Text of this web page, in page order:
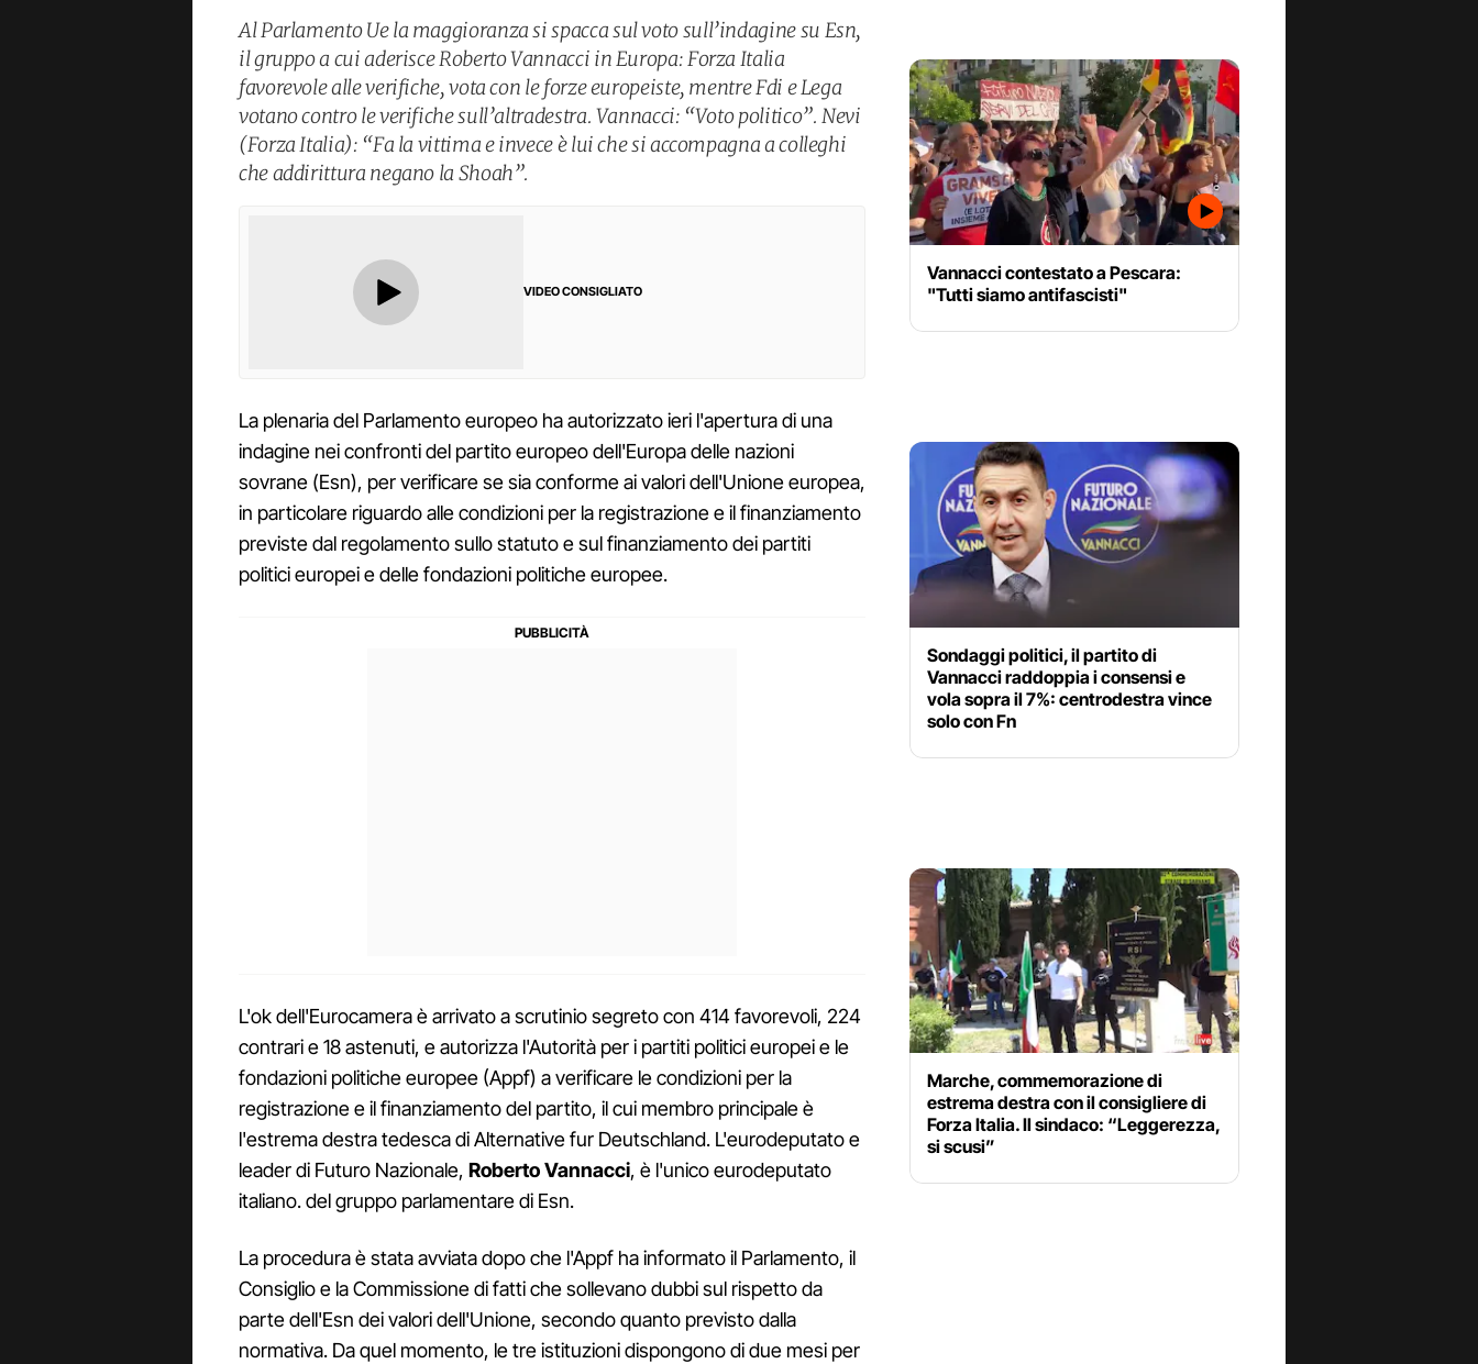
Al Parlamento Ue la maggioranza si spacca sul voto sull’indagine su Esn,
il gruppo a cui aderisce Roberto Vannacci in Europa: Forza Italia
favorevole alle verifiche, vota con le forze europeiste, mentre Fdi e Lega
votano contro le verifiche sull’altradestra. Vannacci: “Voto politico”. Nevi
(Forza Italia): “Fa la vittima e invece è lui che si accompagna a colleghi
che addirittura negano la Shoah”.
VIDEO CONSIGLIATO
La plenaria del Parlamento europeo ha autorizzato ieri l'apertura di una
indagine nei confronti del partito europeo dell'Europa delle nazioni
sovrane (Esn), per verificare se sia conforme ai valori dell'Unione europea,
in particolare riguardo alle condizioni per la registrazione e il finanziamento
previste dal regolamento sullo statuto e sul finanziamento dei partiti
politici europei e delle fondazioni politiche europee.
L'ok dell'Eurocamera è arrivato a scrutinio segreto con 414 favorevoli, 224
contrari e 18 astenuti, e autorizza l'Autorità per i partiti politici europei e le
fondazioni politiche europee (Appf) a verificare le condizioni per la
registrazione e il finanziamento del partito, il cui membro principale è
l'estrema destra tedesca di Alternative fur Deutschland. L'eurodeputato e
leader di Futuro Nazionale, Roberto Vannacci, è l'unico eurodeputato
italiano. del gruppo parlamentare di Esn.
La procedura è stata avviata dopo che l'Appf ha informato il Parlamento, il
Consiglio e la Commissione di fatti che sollevano dubbi sul rispetto da
parte dell'Esn dei valori dell'Unione, secondo quanto previsto dalla
normativa. Da quel momento, le tre istituzioni dispongono di due mesi per
Vannacci contestato a Pescara:
"Tutti siamo antifascisti"
Sondaggi politici, il partito di
Vannacci raddoppia i consensi e
vola sopra il 7%: centrodestra vince
solo con Fn
Marche, commemorazione di
estrema destra con il consigliere di
Forza Italia. Il sindaco: “Leggerezza,
si scusi”